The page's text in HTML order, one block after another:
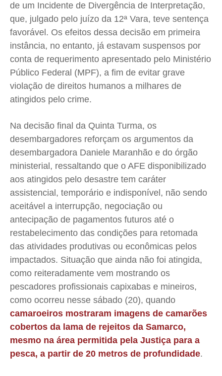
de um Incidente de Divergência de Interpretação,
que, julgado pelo juízo da 12ª Vara, teve sentença
favorável. Os efeitos dessa decisão em primeira
instância, no entanto, já estavam suspensos por
conta de requerimento apresentado pelo Ministério
Público Federal (MPF), a fim de evitar grave
violação de direitos humanos a milhares de
atingidos pelo crime.
Na decisão final da Quinta Turma, os
desembargadores reforçam os argumentos da
desembargadora Daniele Maranhão e do órgão
ministerial, ressaltando que o AFE disponibilizado
aos atingidos pelo desastre tem caráter
assistencial, temporário e indisponível, não sendo
aceitável a interrupção, negociação ou
antecipação de pagamentos futuros até o
restabelecimento das condições para retomada
das atividades produtivas ou econômicas pelos
impactados. Situação que ainda não foi atingida,
como reiteradamente vem mostrando os
pescadores profissionais capixabas e mineiros,
como ocorreu nesse sábado (20), quando
camaroeiros mostraram imagens de camarões
cobertos da lama de rejeitos da Samarco,
mesmo na área permitida pela Justiça para a
pesca, a partir de 20 metros de profundidade.